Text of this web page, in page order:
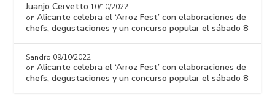
Juanjo Cervetto 10/10/2022
onAlicante celebra el ‘Arroz Fest’ con elaboraciones de
chefs, degustaciones y un concurso popular el sábado 8
Sandro 09/10/2022
onAlicante celebra el ‘Arroz Fest’ con elaboraciones de
chefs, degustaciones y un concurso popular el sábado 8